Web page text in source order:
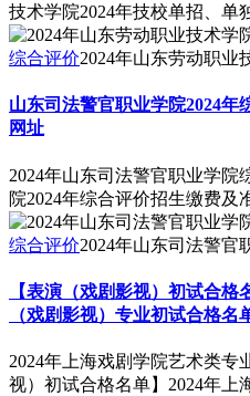
技术学院2024年技校单招、单
综合评价2024年山东劳动职业
山东司法警官职业学院2024年
网址
2024年山东司法警官职业学院
院2024年综合评价招生缴费及
综合评价2024年山东司法警官
【表演（戏剧影视）初试合
（戏剧影视）专业初试合格名
2024年上海戏剧学院艺术类专
视）初试合格名单】2024年上